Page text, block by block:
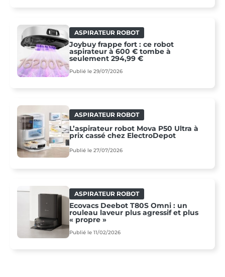
ASPIRATEUR ROBOT
Joybuy frappe fort : ce robot
aspirateur à 600 € tombe à
seulement 294,99 €
Publié le 29/07/2026
ASPIRATEUR ROBOT
L’aspirateur robot Mova P50 Ultra à
prix cassé chez ElectroDepot
Publié le 27/07/2026
ASPIRATEUR ROBOT
Ecovacs Deebot T80S Omni : un
rouleau laveur plus agressif et plus
« propre »
Publié le 11/02/2026